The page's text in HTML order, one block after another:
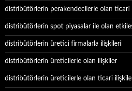
distribütörlerin perakendecilerle olan ticari
distribütörlerin spot piyasalar ile olan
distribütörlerin üretici firmalarla ilişkileri
distribütörlerin üreticilerle olan ilişkiler
distribütörlerin üreticilerle olan ticari